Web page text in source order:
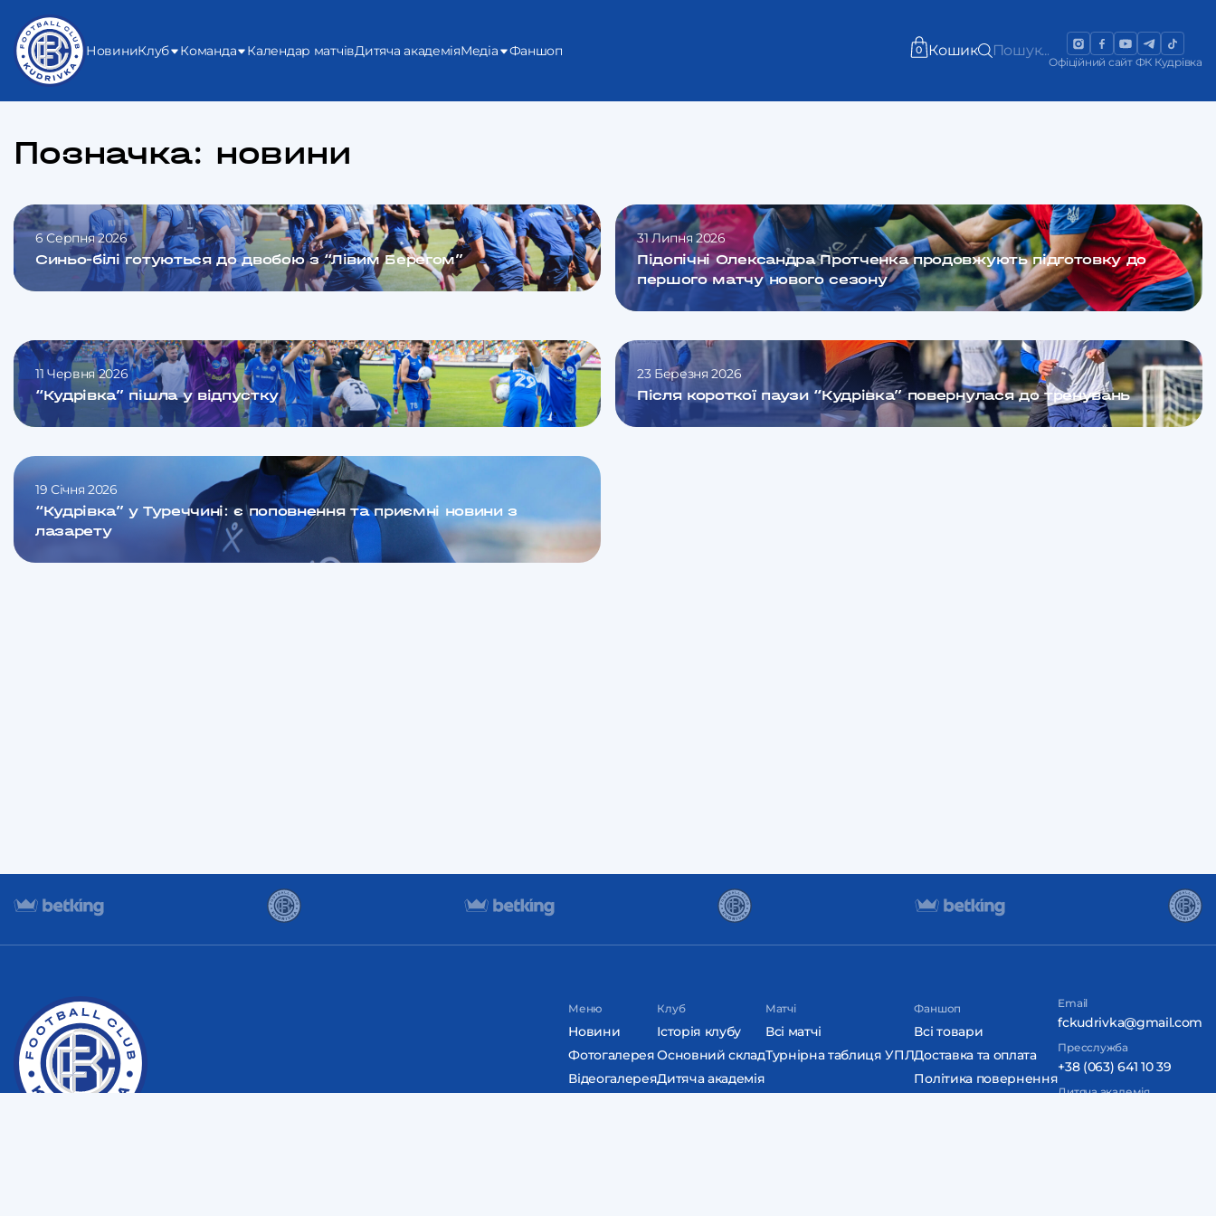
НовиниКлуб Команда Календар матчівДитяча академіяМедіа Фаншоп 0 Кошик Пошук...
Офіційний сайт ФК Кудрівка
Позначка: новини
6 Серпня 2026
Синьо-білі готуються до двобою з “Лівим Берегом”
31 Липня 2026
Підопічні Олександра Протченка продовжують підготовку до
першого матчу нового сезону
11 Червня 2026
“Кудрівка” пішла у відпустку
23 Березня 2026
Після короткої паузи “Кудрівка” повернулася до тренувань
19 Січня 2026
“Кудрівка” у Туреччині: є поповнення та приємні новини з
лазарету
Меню
Новини
Фотогалерея
Відеогалерея
Клуб
Історія клубу
Основний склад
Дитяча академія
Матчі
Всі матчі
Турнірна таблиця УПЛ
Фаншоп
Всі товари
Доставка та оплата
Політика повернення
Email
fckudrivka@gmail.com
Пресслужба
+38 (063) 641 10 39
Дитяча академія